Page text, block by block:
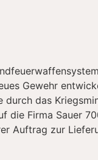
Gewehr
durch das
die Firma Sauer
Auftrag zur